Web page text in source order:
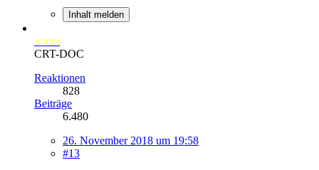
Inhalt melden
winni
CRT-DOC
Reaktionen
828
Beiträge
6.480
26. November 2018 um 19:58
#13